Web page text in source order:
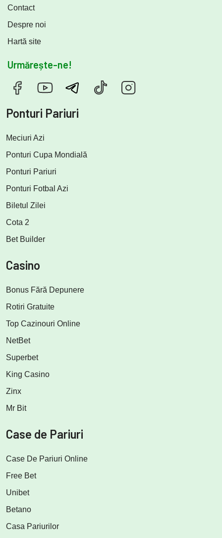
Contact
Despre noi
Hartă site
Urmărește-ne!
Ponturi Pariuri
Meciuri Azi
Ponturi Cupa Mondială
Ponturi Pariuri
Ponturi Fotbal Azi
Biletul Zilei
Cota 2
Bet Builder
Casino
Bonus Fără Depunere
Rotiri Gratuite
Top Cazinouri Online
NetBet
Superbet
King Casino
Zinx
Mr Bit
Case de Pariuri
Case De Pariuri Online
Free Bet
Unibet
Betano
Casa Pariurilor